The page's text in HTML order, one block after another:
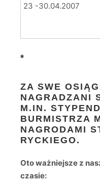
23 -30.04.2007
*
ZA SWE
NAGRADZANI
M.IN.
BURMISTRZA
NAGRODAMI
RYCKIEGO.
Oto ważniejsze z
czasie: